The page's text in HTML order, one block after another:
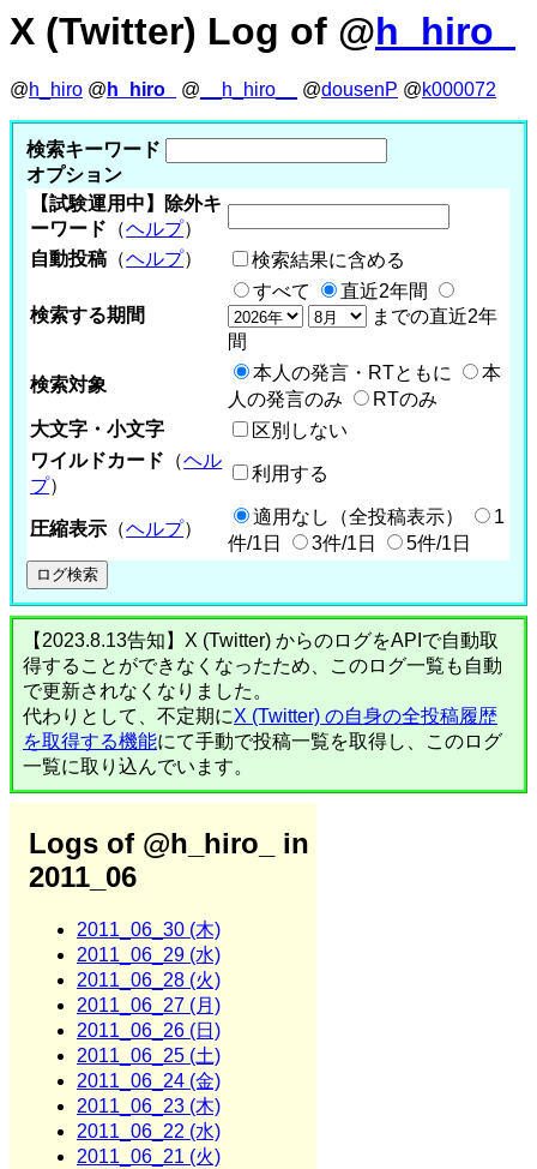
X (Twitter) Log of @h_hiro_
@h_hiro @ h_hiro_ @ __h_hiro__ @dousenP @k000072
検索キーワード
オプション
【試験運用中】除外キ
ーワード （ヘルプ）
自動投稿 （ヘルプ） 検索結果に含める
検索する期間
すべて
直近2年間
までの直近2年
間
検索対象
本人の発言・RTともに
本
人の発言のみ
RTのみ
大文字・小文字
区別しない
ワイルドカード （ヘル
プ）
利用する
圧縮表示 （ヘルプ）
適用なし（全投稿表示）
1
件/1日
3件/1日 5件/1日
【2023.8.13告知】X (Twitter) からのログをAPIで自動取
得することができなくなったため、このログ一覧も自動
で更新されなくなりました。
代わりとして、不定期にX (Twitter) の自身の全投稿履歴
を取得する機能にて手動で投稿一覧を取得し、このログ
一覧に取り込んでいます。
Logs of @h_hiro_ in
2011_06
2011_06_30 (木)
2011_06_29 (水)
2011_06_28 (火)
2011_06_27 (月)
2011_06_26 (日)
2011_06_25 (土)
2011_06_24 (金)
2011_06_23 (木)
2011_06_22 (水)
2011_06_21 (火)